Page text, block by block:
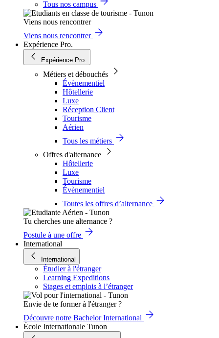
Tous nos campus
Viens nous rencontrer
Viens nous rencontrer
Expérience Pro.
Expérience Pro.
Métiers et débouchés
Évènementiel
Hôtellerie
Luxe
Réception Client
Tourisme
Aérien
Tous les métiers
Offres d'alternance
Hôtellerie
Luxe
Tourisme
Évènementiel
Toutes les offres d’alternance
Tu cherches une alternance ?
Postule à une offre
International
International
Étudier à l'étranger
Learning Expeditions
Stages et emplois à l’étranger
Envie de te former à l'étranger ?
Découvre notre Bachelor International
École Internationale Tunon